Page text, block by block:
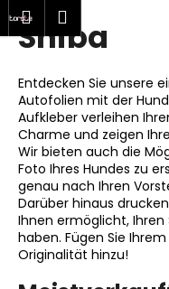
Zum
Inhalt
Warenkorb
Shiba
Entdecken Sie unsere
Autofolien mit der
Aufkleber verleihen
Charme und zeigen
Wir bieten auch die
Foto Ihres Hundes zu
genau nach Ihren
Darüber hinaus
Ihnen ermöglicht, Ihren
haben. Fügen Sie
Originalität hinzu!
W
a
Zurück
Zurück
W
a
s
s
u
c
h
e